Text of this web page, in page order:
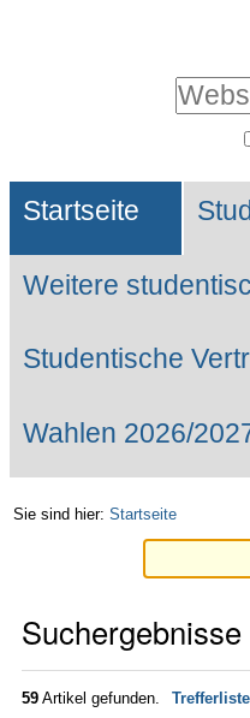
Website
Suche…
Sektionen
Startseite
Weitere
Studentische
Wahlen 2026/
Sie sind hier: Startseite
Suchergebnisse
59 Artikel gefunden.